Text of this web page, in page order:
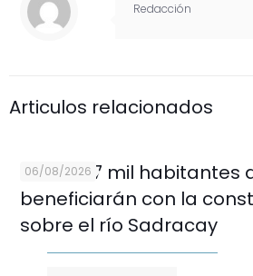
Redacción
Articulos relacionados
06/08/2026
Más de 7 mil habitantes
beneficiarán con la
sobre el río Sadracay